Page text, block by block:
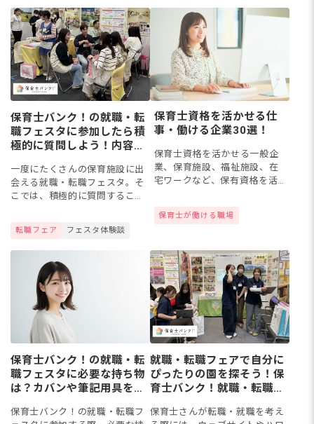
雰囲気を想像していたけれど、
カ...
とお悩みの保育士さんも多いか
保育士バンク！の就職・転
職フェスタに参加したら積
極的に質問しよう！内容例
一度にたくさんの保育施設に出
会える就職・転職フェスタ。そ
こでは、積極的に質問すること
の園が自分に合うかどうかを確
認することができますよ。今回
転職フェア フェスタ体験談
保育士資格を活かせる仕
事・働ける企業30選！
保育士資格を活かせる一般企
業、保育施設、福祉施設、在
宅ワークなど、保有資格を活
保育士が働ける職場
保育士バンク！の就職・転
職フェスタに必要な持ち物
は？カバンや筆記用具を選
保育士バンク！の就職・転職フ
就職・転職フェアで自分に
ぴったりの園を探そう！保
育士バンク！就職・転職フ
保育士さんが転職・就職を考え